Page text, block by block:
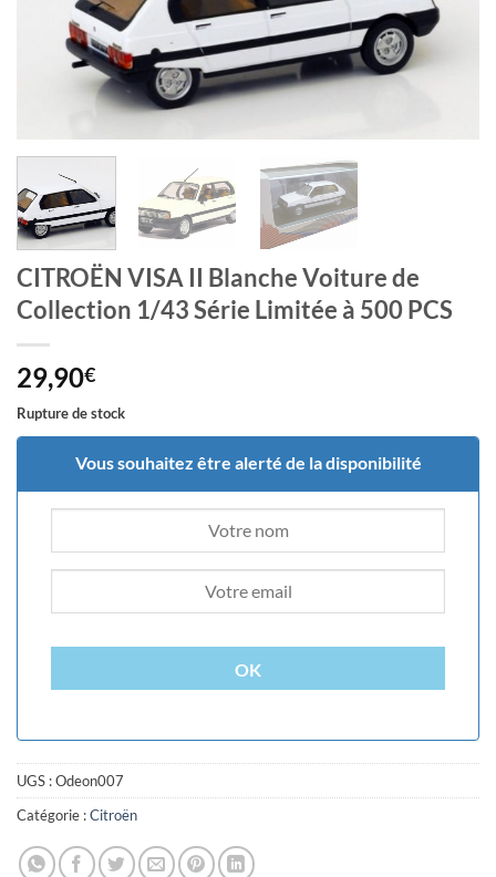
CITROËN VISA II Blanche Voiture de
Collection 1/43 Série Limitée à 500 PCS
29,90€
Rupture de stock
Vous souhaitez être alerté de la disponibilité
OK
UGS :Odeon007
Catégorie :Citroën